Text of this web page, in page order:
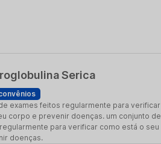
Serica
exames feitos regularmente para verificar
corpo e prevenir doenças. um conjunto de
para verificar como está o seu
doenças.